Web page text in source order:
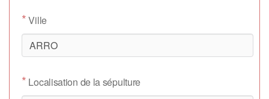
*Ville
* Localisation de la sépulture